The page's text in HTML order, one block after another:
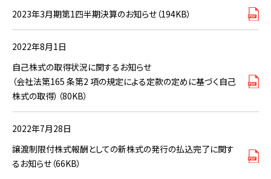
2023年3月期第1四半期決算のお知らせ（194KB）
2022年8月1日
自己株式の取得状況に関するお知らせ
（会社法第165 条第2 項の規定による定款の定めに基づく自己
株式の取得）（80KB）
2022年7月28日
譲渡制限付株式報酬としての新株式の発行の払込完了に関す
るお知らせ（66KB）